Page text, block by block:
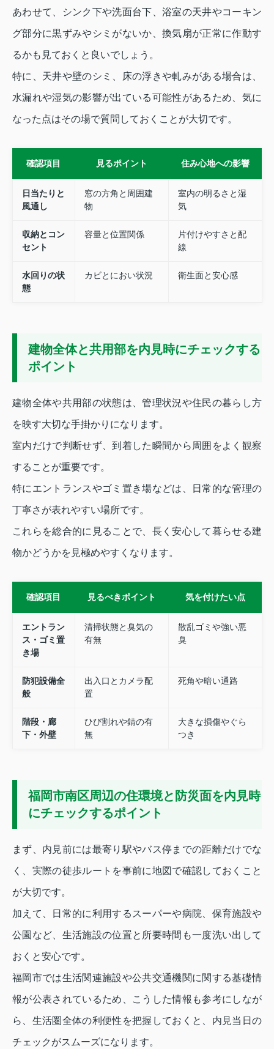
あわせて、シンク下や洗面台下、浴室の天井やコーキン
グ部分に黒ずみやシミがないか、換気扇が正常に作動す
るかも見ておくと良いでしょう。
特に、天井や壁のシミ、床の浮きや軋みがある場合は、
水漏れや湿気の影響が出ている可能性があるため、気に
なった点はその場で質問しておくことが大切です。
確認項目 見るポイント 住み心地への影響
日当たりと
風通し
窓の方角と周囲建
物
室内の明るさと湿
気
収納とコン
セント
容量と位置関係
片付けやすさと配
線
水回りの状
態
カビとにおい状況 衛生面と安心感
建物全体と共用部を内見時にチェックする
ポイント
建物全体や共用部の状態は、管理状況や住民の暮らし方
を映す大切な手掛かりになります。
室内だけで判断せず、到着した瞬間から周囲をよく観察
することが重要です。
特にエントランスやゴミ置き場などは、日常的な管理の
丁寧さが表れやすい場所です。
これらを総合的に見ることで、長く安心して暮らせる建
物かどうかを見極めやすくなります。
確認項目 見るべきポイント 気を付けたい点
エントラン
ス・ゴミ置
き場
清掃状態と臭気の
有無
散乱ゴミや強い悪
臭
防犯設備全
般
出入口とカメラ配
置
死角や暗い通路
階段・廊
下・外壁
ひび割れや錆の有
無
大きな損傷やぐら
つき
福岡市南区周辺の住環境と防災面を内見時
にチェックするポイント
まず、内見前には最寄り駅やバス停までの距離だけでな
く、実際の徒歩ルートを事前に地図で確認しておくこと
が大切です。
加えて、日常的に利用するスーパーや病院、保育施設や
公園など、生活施設の位置と所要時間も一度洗い出して
おくと安心です。
福岡市では生活関連施設や公共交通機関に関する基礎情
報が公表されているため、こうした情報も参考にしなが
ら、生活圏全体の利便性を把握しておくと、内見当日の
チェックがスムーズになります。